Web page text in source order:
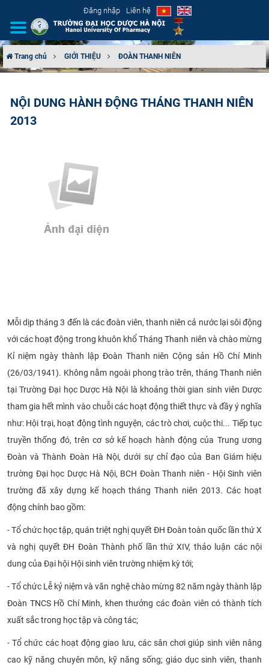
Đăng nhập Liên hệ
CƠ CẤU TỔ CHỨC
ĐẢM BẢO CHẤT LƯỢNG
KHOA HỌC CÔNG NGHỆ
Trang chủ GIỚI THIỆU ĐOÀN THANH NIÊN
NỘI DUNG HÀNH ĐỘNG THÁNG THANH NIÊN
2013
Mỗi dịp tháng 3 đến là các đoàn viên, thanh niên cả nước lại sôi động
với các hoạt động trong khuôn khổ Tháng Thanh niên và chào mừng
Kỉ niệm ngày thành lập Đoàn Thanh niên Cộng sản Hồ Chí Minh
(26/03/1941). Không nằm ngoài phong trào trên, tháng Thanh niên
tại Trường Đại học Dược Hà Nội là khoảng thời gian sinh viên Dược
tham gia hết mình vào chuỗi các hoạt động thiết thực và đầy ý nghĩa
như: Hội trại, hoạt động tình nguyện, các trò chơi, cuộc thi... Tiếp tục
truyền thống đó, trên cơ sở kế hoạch hành động của Trung ương
Đoàn và Thành Đoàn Hà Nội, dưới sự chỉ đạo của Ban Giám hiệu
trường Đại học Dược Hà Nội, BCH Đoàn Thanh niên - Hội Sinh viên
trường đã xây dựng kế hoạch tháng Thanh niên 2013. Các hoạt
động chính bao gồm:
- Tổ chức học tập, quán triệt nghị quyết ĐH Đoàn toàn quốc lần thứ X
và nghị quyết ĐH Đoàn Thành phố lần thứ XIV, thảo luận các nội
dung của Đại hội Hội sinh viên trường nhiệm kỳ tới;
- Tổ chức Lễ kỷ niệm và văn nghệ chào mừng 82 năm ngày thành lập
Đoàn TNCS Hồ Chí Minh, khen thưởng các đoàn viên có thành tích
xuất sắc trong học tập và công tác;
- Tổ chức các hoạt động giao lưu, các sân chơi giúp sinh viên nâng
cao kỹ năng chuyên môn, kỹ năng sống; giáo dục sinh viên, thanh